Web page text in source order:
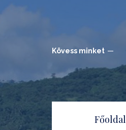
Kövess minket
Főoldal